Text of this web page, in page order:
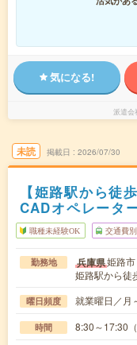
気になる!
派遣会
未読 掲載日 2026/07/30
【姫路駅から徒
CADオペレータ
職種未経験OK 交通費
勤務地 兵庫県姫路市
姫路駅から徒
曜日頻度 就業曜日／月
時間 8:30～17:30